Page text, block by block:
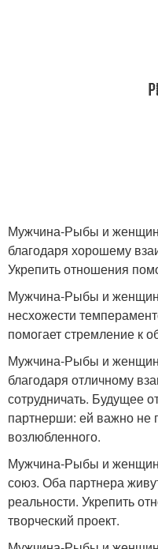
Мужчина-Рыбы и
благодаря хорошему
Укрепить отношения
Мужчина-Рыбы и
несхожести
помогает стремление к
Мужчина-Рыбы и
благодаря отличному
сотрудничать. Будущее
партнерши: ей важно не
возлюбленного.
Мужчина-Рыбы и
союз. Оба партнера
реальности. Укрепить
творческий проект.